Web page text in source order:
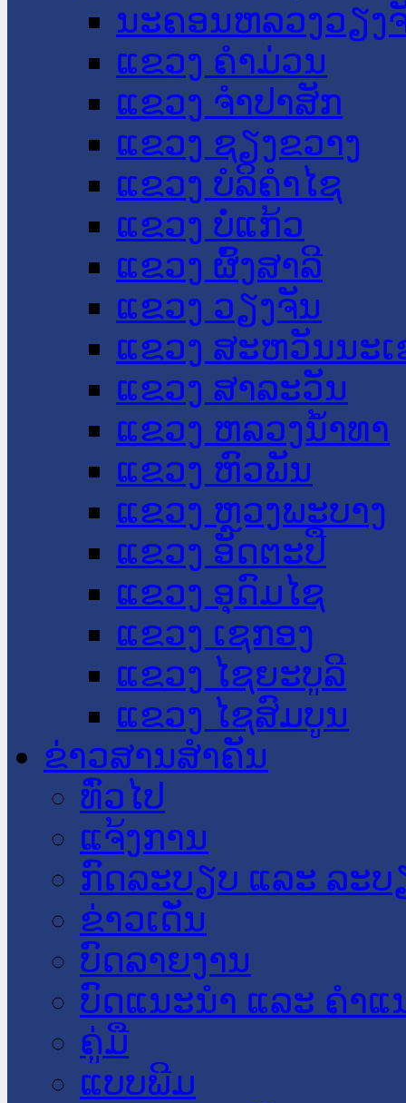
ນະ​ຄອນ​ຫລວງວຽງ
ແຂວງ ຄໍາມ່ວນ
ແຂວງ ຈໍາປາສັກ
ແຂວງ ຊຽງຂວາງ
ແຂວງ ບໍລິຄໍາໄຊ
ແຂວງ ບໍ່ແກ້ວ
ແຂວງ ຜົ້ງສາລີ
ແຂວງ ວຽງຈັນ
ແຂວງ ສະຫວັນນະ
ແຂວງ ສາລະວັນ
ແຂວງ ຫລວງນໍ້າທາ
ແຂວງ ຫົວພັນ
ແຂວງ ຫຼວງພະບາງ
ແຂວງ ອັດຕະປື
ແຂວງ ອຸດົມໄຊ
ແຂວງ ເຊກອງ
ແຂວງ ໄຊຍະບູລີ
ແຂວງ ໄຊສົມບູນ
ຂ່າວສານສໍາຄັນ
​ທົ່ວ​ໄປ
ແຈ້ງການ
ກົດລະບຽບ ແລະ ລະບ
ຂ່າວເດັ່ນ
ບົດລາຍງານ
ບົດແນະນໍາ ແລະ ຄໍາແ
ຄູ່ມື
ແບບພີມ